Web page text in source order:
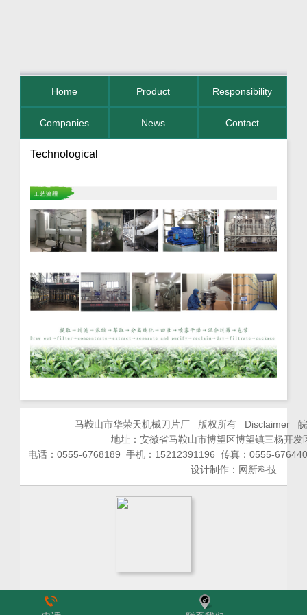
Home Product Responsibility
Companies News Contact
Technological
马鞍山市华荣天机械刀片厂 版权所有 Disclaimer
地址：安徽省马鞍山市博望区博望镇三杨开
电话：0555-6768189 手机：15212391196 传真：0555-
设计制作： 网新科技